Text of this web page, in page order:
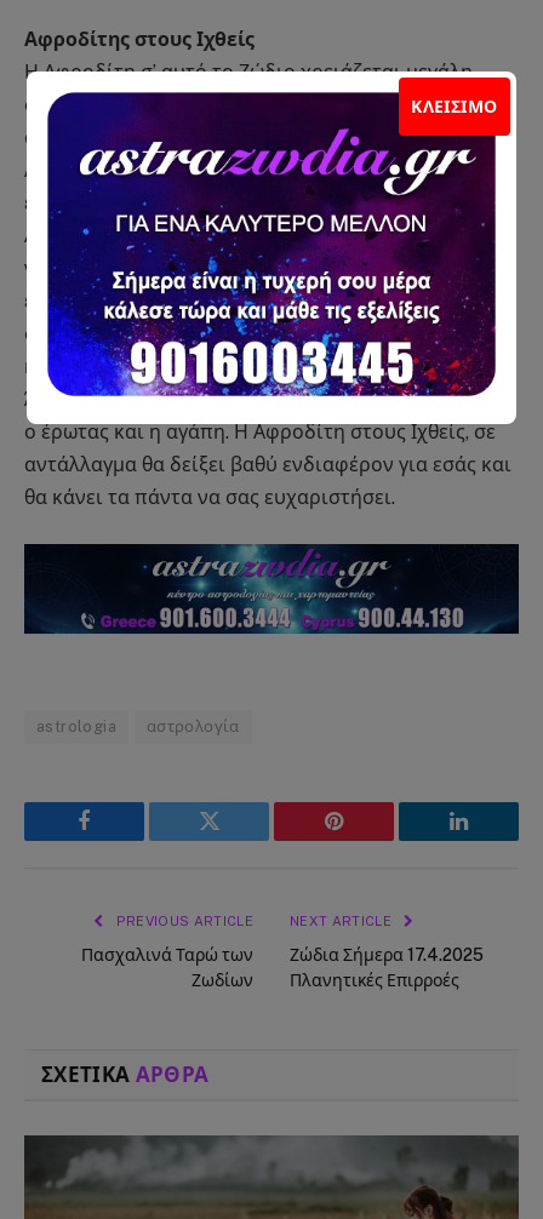
ΚΛΕΊΣΙΜΟ
Αφροδίτης στους Ιχθείς
Η Αφροδίτη σ’ αυτό το Ζώδιο χρειάζεται μεγάλη
συναισθηματική υποστήριξη και είναι ικανό το
άτομο να αρρωστήσει εάν δεν του την προσφέρεται.
Αυτό μπορεί να ταράξει τα πια αυταρχικά ή τα πιο
επιφυλακτικά άτομα όμως η λύση είναι πολύ απλή.
Απλά πείτε του «σ’ αγαπώ» ξανά και ξανά. Συνηθίστε
να του εκφράζετε με λίγες λέξεις την αγάπη σας
ευθύς μόλις ξυπνάτε ή όταν φεύγετε για τη δουλειά
σας. Ενισχύστε τα λόγια σας με αγγίγματα, αγκαλιές
και φιλιά. Όλα είναι απαραίτητα και καθόλου χαζά.
Άλλωστε αυτό που σας έφερε κοντά στην αρχή ήταν
ο έρωτας και η αγάπη. Η Αφροδίτη στους Ιχθείς, σε
αντάλλαγμα θα δείξει βαθύ ενδιαφέρον για εσάς και
θα κάνει τα πάντα να σας ευχαριστήσει.
astrologia αστρολογία
Facebook Twitter Pinterest LinkedIn
PREVIOUS ARTICLE
Πασχαλινά Ταρώ των
Ζωδίων
NEXT ARTICLE
Ζώδια Σήμερα 17.4.2025
Πλανητικές Επιρροές
ΣΧΕΤΙΚΑ ΑΡΘΡΑ